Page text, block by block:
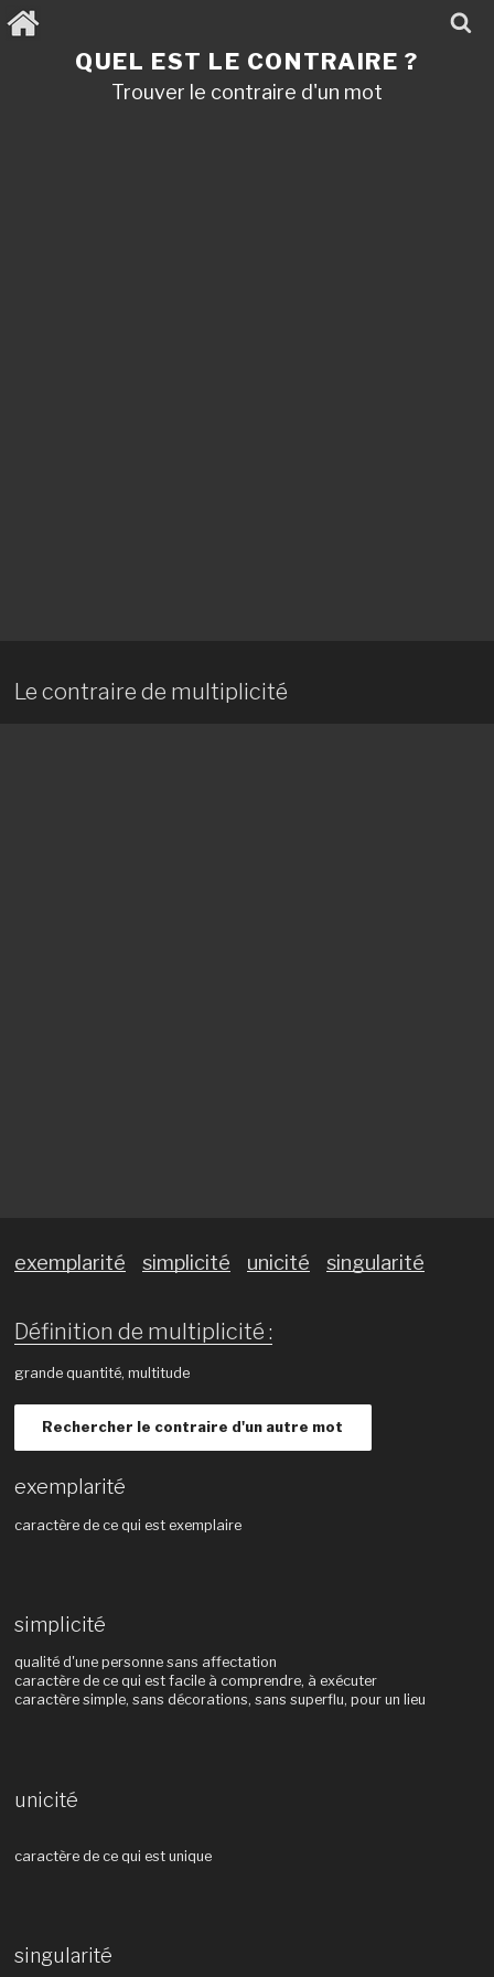
Aller
au
QUEL EST LE CONTRAIRE ?
Trouver le contraire d'un mot
Le contraire de multiplicité
exemplarité simplicité unicité singularité
Définition de multiplicité :
grande quantité, multitude
Rechercher le contraire d'un autre mot
exemplarité
caractère de ce qui est exemplaire
simplicité
qualité d'une personne sans affectation
caractère de ce qui est facile à comprendre, à exécuter
caractère simple, sans décorations, sans superflu, pour un lieu
unicité
caractère de ce qui est unique
singularité